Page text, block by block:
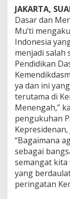
JAKARTA,
Dasar dan
Mu’ti
Indonesia
menjadi salah
Pendidikan
ya dan ini
terutama di
Menengah,”
pengukuhan
“Bagaimana
sebagai
semangat kita
yang
peringatan